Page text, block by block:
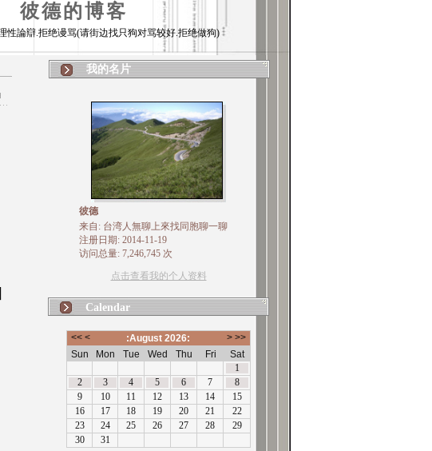
彼德的博客
性論辯.拒绝谩骂(请街边找只狗对骂较好.拒绝做狗)
我的名片
彼德
来自: 台湾人無聊上來找同胞聊一聊
注册日期: 2014-11-19
访问总量: 7,246,745 次
点击查看我的个人资料
Calendar